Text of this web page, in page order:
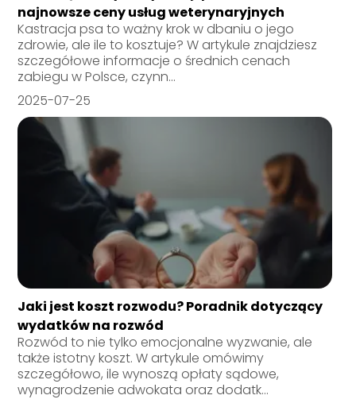
najnowsze ceny usług weterynaryjnych
Kastracja psa to ważny krok w dbaniu o jego
zdrowie, ale ile to kosztuje? W artykule znajdziesz
szczegółowe informacje o średnich cenach
zabiegu w Polsce, czynn...
2025-07-25
Jaki jest koszt rozwodu? Poradnik dotyczący
wydatków na rozwód
Rozwód to nie tylko emocjonalne wyzwanie, ale
także istotny koszt. W artykule omówimy
szczegółowo, ile wynoszą opłaty sądowe,
wynagrodzenie adwokata oraz dodatk...